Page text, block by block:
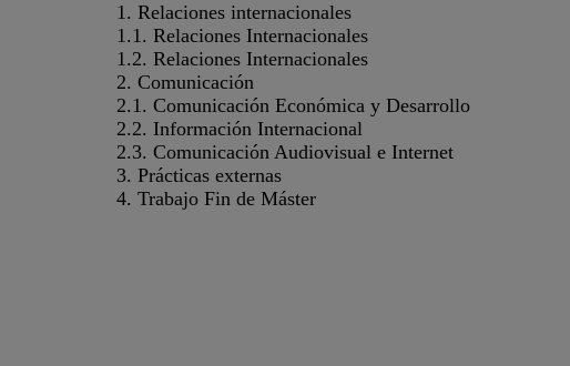
1. Relaciones internacionales
1.1. Relaciones Internacionales
1.2. Relaciones Internacionales
2. Comunicación
2.1. Comunicación Económica y Desarrollo
2.2. Información Internacional
2.3. Comunicación Audiovisual e Internet
3. Prácticas externas
4. Trabajo Fin de Máster